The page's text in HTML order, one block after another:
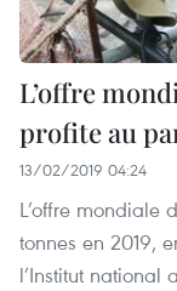
L’offre
profite au
13/02/2019 04:24
L’offre mondiale
tonnes en 2019,
l’Institut national